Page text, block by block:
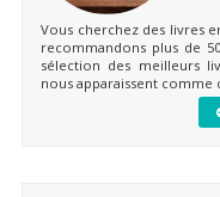
Vous cherchez des livres
recommandons plus de
sélection des meilleurs
nous apparaissent comme